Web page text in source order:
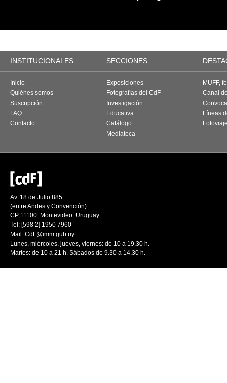
INSTITUCIONALES SECCIONES
Inicio
Quiénes somos
Suscripción
FAQ
Contacto
Exposiciones
Fotografías del CdF
Investigación
Educativa
Catálogo
Mediateca
MUFF,
Canal
Líneas
Av. 18 de Julio 885
(entre Andes y Convención)
CP 11100. Montevideo. Uruguay
Tel: [598 2] 1950 7960
Mail: CdF@imm.gub.uy
Lunes, miércoles, jueves, viernes: de 10 a 19.30 h.
Martes: de 10 a 21 h. Sábados de 9.30 a 14.30 h.